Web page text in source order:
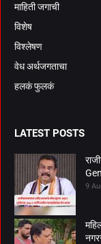
माहिती जगाची
विशेष
विश्लेषण
वेध अर्थजगताचा
हलकं फुलकं
LATEST POSTS
9